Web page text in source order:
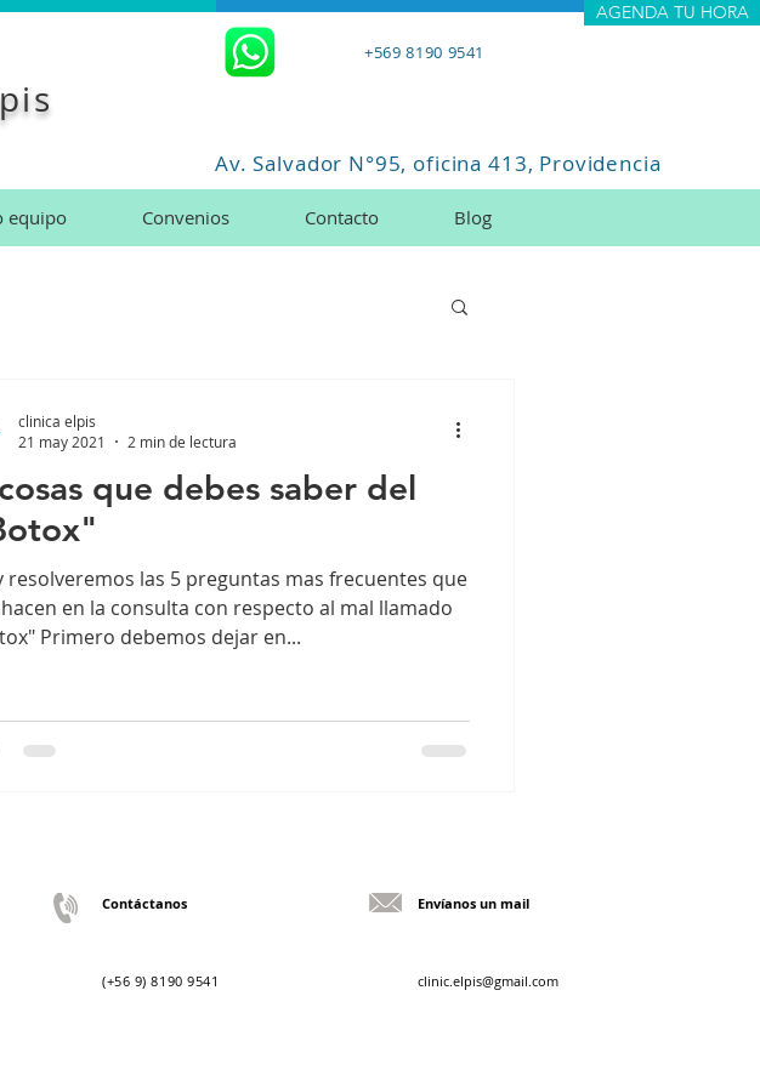
AGENDA TU HORA
+569 8190 9541
Av. Salvador N°95, oficina 413, Providencia
equipo Convenios Contacto Blog
que debes saber del
resolveremos las 5 preguntas mas frecuentes que
en la consulta con respecto al mal llamado
Primero debemos dejar en...
clinica elpis
21 may 2021
2 min de lectura
Contáctanos
(+56 9) 8190 9541
Envíanos un mail
clinic.elpis@gmail.com